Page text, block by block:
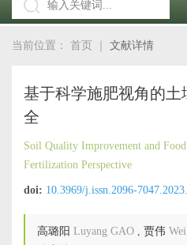
当前位置： 首页 文献详情
基于科学施肥视角的
全
Soil Quality Improvement and
Fertilization Perspective
doi: 10.3969/j.issn.2096-
高璐阳 Luyang GAO , 贾伟